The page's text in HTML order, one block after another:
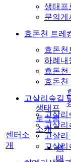
생태프
문의게
효돈천 트레
효돈천
하례내
효돈천
효돈천
고살리숲길
고살리
고살리
고살리
고살리
센터소
개
생태프
로그램
소개
생
태